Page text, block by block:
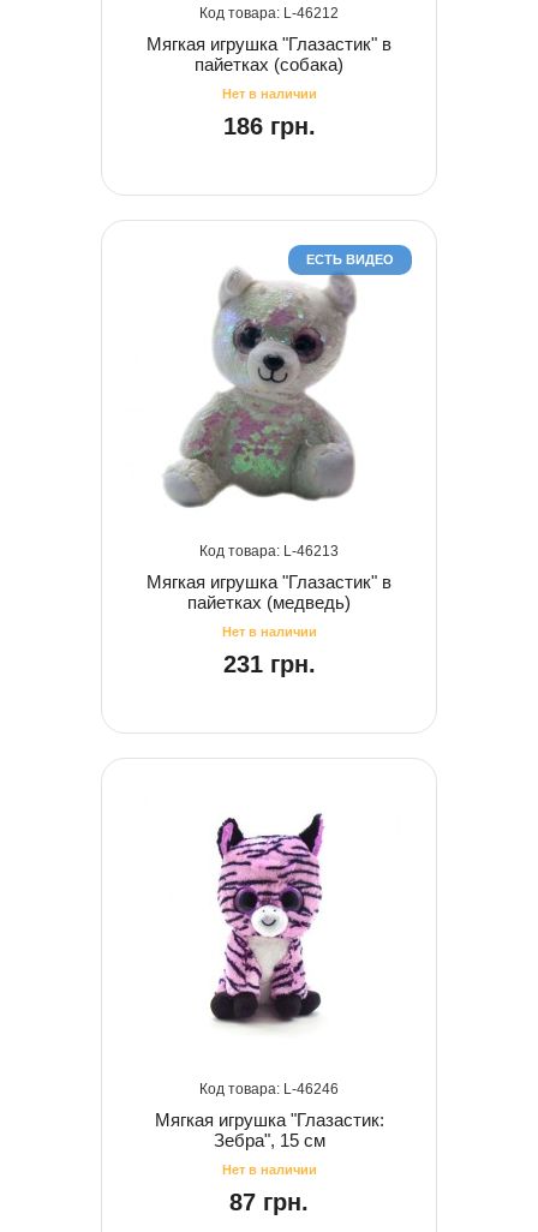
46212
Мягкая игрушка "Глазастик" в
пайетках (собака)
186 грн.
ЕСТЬ ВИДЕО
46213
Мягкая игрушка "Глазастик" в
пайетках (медведь)
231 грн.
46246
Мягкая игрушка "Глазастик:
Зебра", 15 см
87 грн.